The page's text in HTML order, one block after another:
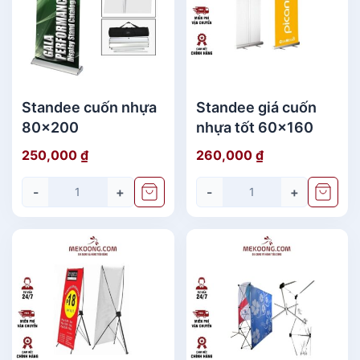
quay trúng thưởng có thể là bằng tay,
sử dụng đồng hồ quay, hoặc điều
khiển điện tử. Cơ chế quay có thể
được kết nối từ bên ngoài.
Điều khiển trúng thưởng: Hệ thống
hoặc phần thưởng nào sẽ được trao
nút nhấn, đèn LED, màn hình hiển thị
điện tử hoặc các phương pháp khác.
Nguồn điện: Vòng quay trúng thưởng
có thể sử dụng nguồn điện từ pin
hoặc nguồn điện trực tiếp từ mạng
Standee cuốn nhựa
80x200
250,000 ₫
- +
Standee giá cuốn
nhựa tốt 60x160
260,000 ₫
- +